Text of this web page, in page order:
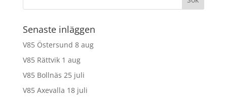
Senaste inläggen
V85 Östersund 8 aug
V85 Rättvik 1 aug
V85 Bollnäs 25 juli
V85 Axevalla 18 juli